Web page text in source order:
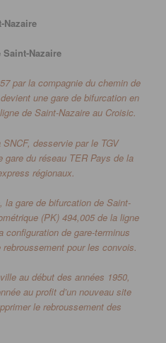
Nazaire
Saint-Nazaire
par la compagnie du chemin de
une gare de bifurcation en
de Saint-Nazaire au Croisic.
SNCF, desservie par le TGV
gare du réseau TER Pays de la
régionaux.
la gare de bifurcation de Saint-
(PK) 494,005 de la ligne
configuration de gare-terminus
pour les convois.
au début des années 1950,
au profit d’un nouveau site
le rebroussement des